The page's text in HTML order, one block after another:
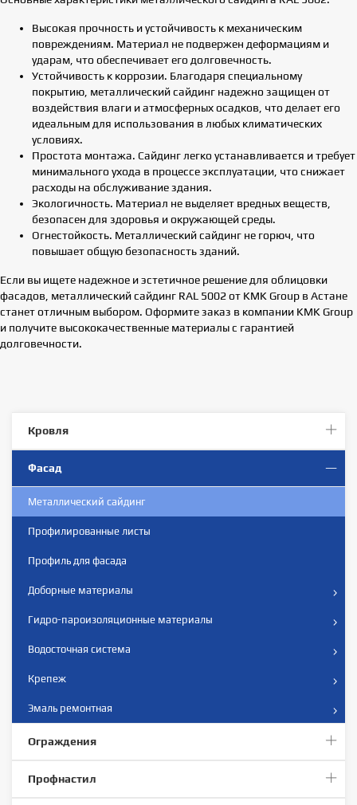
Кровля
Фасад
Металлический сайдинг
Профилированныe листы
Профиль для фасада
Доборные материалы
Гидро-пароизоляционные материалы
Водосточная система
Крепеж
Эмаль ремонтная
Ограждения
Профнастил
Высокая прочность и устойчивость к механическим
повреждениям. Материал не подвержен деформациям и
ударам, что обеспечивает его долговечность.
Устойчивость к коррозии. Благодаря специальному
покрытию, металлический сайдинг надежно защищен от
воздействия влаги и атмосферных осадков, что делает его
идеальным для использования в любых климатических
условиях.
Простота монтажа. Сайдинг легко устанавливается и требует
минимального ухода в процессе эксплуатации, что снижает
расходы на обслуживание здания.
Экологичность. Материал не выделяет вредных веществ,
безопасен для здоровья и окружающей среды.
Огнестойкость. Металлический сайдинг не горюч, что
повышает общую безопасность зданий.
Если вы ищете надежное и эстетичное решение для облицовки
фасадов, металлический сайдинг RAL 5002 от KMK Group в Астане
станет отличным выбором. Оформите заказ в компании KMK Group
и получите высококачественные материалы с гарантией
долговечности.